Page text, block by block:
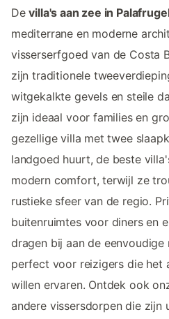
Devilla's aan zee in
mediterrane en moderne
visserserfgoed van de Costa
zijn traditionele
witgekalkte gevels en steile
zijn ideaal voor families en
gezellige villa met twee
landgoed huurt, de beste
modern comfort, terwijl ze
rustieke sfeer van de regio.
buitenruimtes voor diners en
dragen bij aan de eenvoudige
perfect voor reizigers die het
willen ervaren. Ontdek ook
andere vissersdorpen die zijn